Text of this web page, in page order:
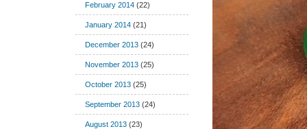
February 2014 (22)
January 2014 (21)
December 2013 (24)
November 2013 (25)
October 2013 (25)
September 2013 (24)
August 2013 (23)